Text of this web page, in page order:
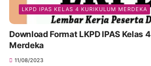
LKPD IPAS KELAS 4 KURIKULUM MERDEKA
Download Format LKPD IPAS Kelas
Merdeka
11/08/2023